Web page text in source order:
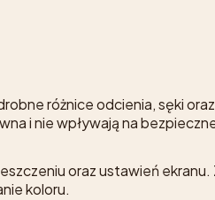
różnice odcienia, sęki
i nie wpływają na
oraz ustawień
koloru.